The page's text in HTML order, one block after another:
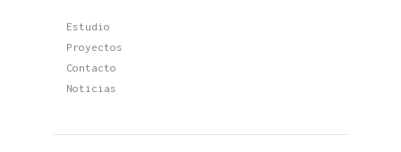
Estudio
Proyectos
Contacto
Noticias